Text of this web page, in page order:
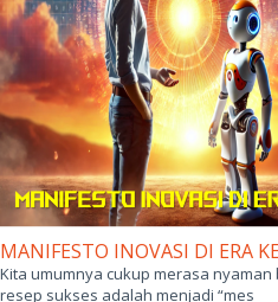
MANIFESTO INOVASI DI ERA
Kita umumnya cukup merasa
resep sukses adalah menjadi “mes